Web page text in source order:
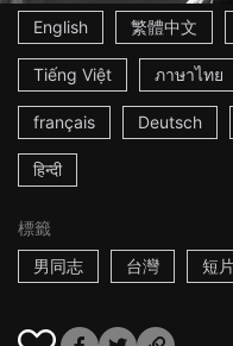
English
繁體中文
Tiếng Việt ภาษาไทย
français Deutsch
हिन्दी
標籤
男同志
台灣 短